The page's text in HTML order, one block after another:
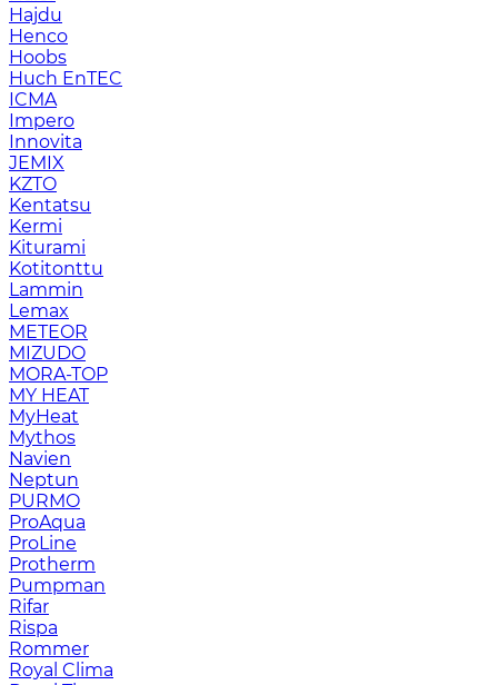
Hajdu
Henco
Hoobs
Huch EnTEC
ICMA
Impero
Innovita
JEMIX
KZTO
Kentatsu
Kermi
Kiturami
Kotitonttu
Lammin
Lemax
METEOR
MIZUDO
MORA-TOP
MY HEAT
MyHeat
Mythos
Navien
Neptun
PURMO
ProAqua
ProLine
Protherm
Pumpman
Rifar
Rispa
Rommer
Royal Clima